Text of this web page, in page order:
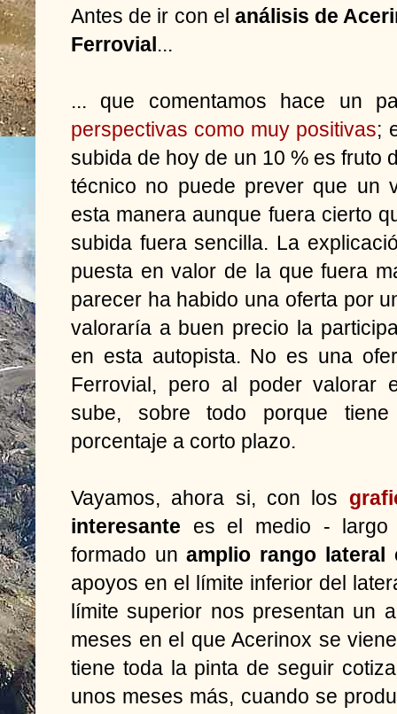
Antes de ir con el análisis de
Ferrovial...
... que comentamos hace un
perspectivas como muy positivas;
subida de hoy de un 10 % es fruto
técnico no puede prever que un
esta manera aunque fuera cierto
subida fuera sencilla. La
puesta en valor de la que fuera
parecer ha habido una oferta por
valoraría a buen precio la
en esta autopista. No es una
Ferrovial, pero al poder valorar
sube, sobre todo porque
porcentaje a corto plazo.
Vayamos, ahora si, con los
interesante es el medio - largo
formado unamplio rango lateral
apoyos en el límite inferior del
límite superior nos presentan un
meses en el que Acerinox se
tiene toda la pinta de seguir
unos meses más, cuando se